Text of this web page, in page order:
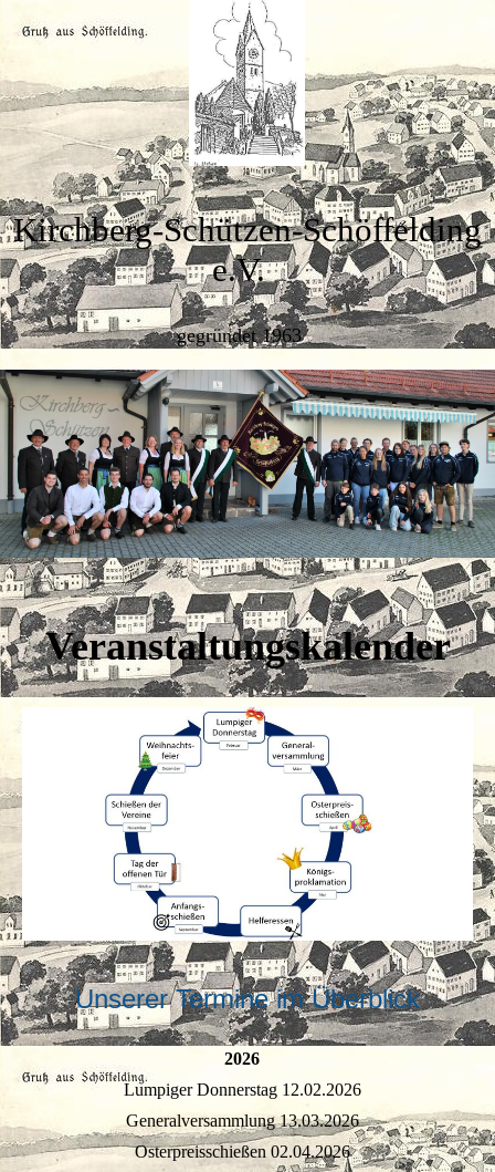
Kirchberg-Schützen-Schöffelding
e.V.
gegründet 1963
Veranstaltungskalender
Unserer Termine im Überblick
2026
Lumpiger Donnerstag 12.02.2026
Generalversammlung 13.03.2026
Osterpreisschießen 02.04.2026